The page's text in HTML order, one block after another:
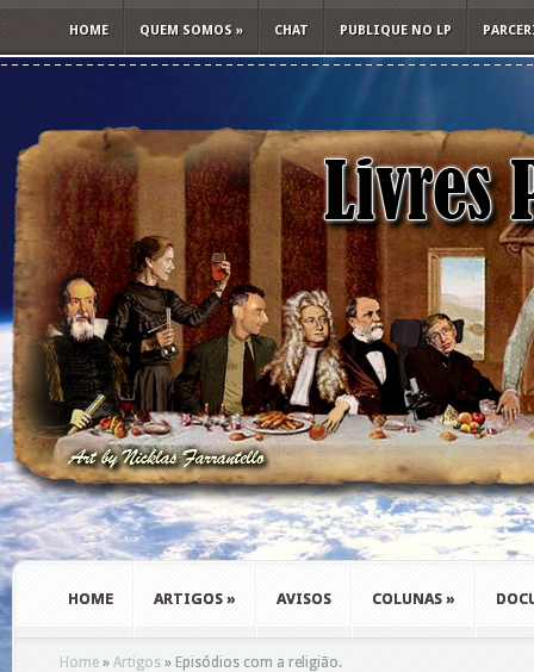
HOME QUEM SOMOS » CHAT PUBLIQUE NO LP
HOME ARTIGOS » AVISOS COLUNAS »
Home » Artigos » Episódios com a religião.